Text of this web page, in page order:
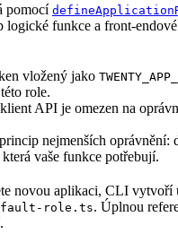
pomocí
logické funkce a front-
vložený jako
role.
API je omezen na
nejmenších oprávnění:
vaše funkce potřebují.
novou aplikaci, CLI vytvoří
role.ts. Úplnou
.